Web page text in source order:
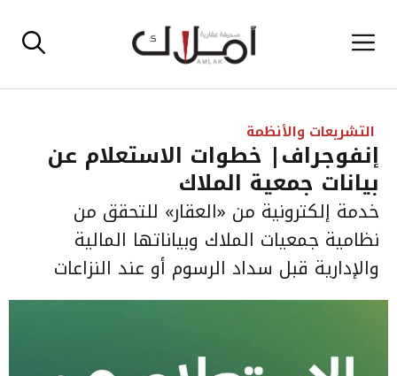
إلى القائمة
التشريعات والأنظمة
إنفوجراف| خطوات الاستعلام عن
بيانات جمعية الملاك
خدمة إلكترونية من «العقار» للتحقق من
نظامية جمعيات الملاك وبياناتها المالية
والإدارية قبل سداد الرسوم أو عند النزاعات